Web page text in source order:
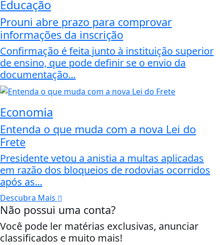
Educação
Prouni abre prazo para comprovar
informações da inscrição
Confirmação é feita junto à instituição superior
de ensino, que pode definir se o envio da
documentação...
Economia
Entenda o que muda com a nova Lei do
Frete
Presidente vetou a anistia a multas aplicadas
em razão dos bloqueios de rodovias ocorridos
após as...
Descubra Mais
Não possui uma conta?
Você pode ler matérias exclusivas, anunciar
classificados e muito mais!